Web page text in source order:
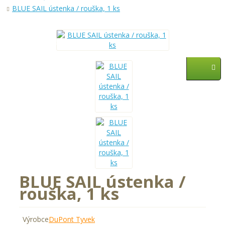
Zastupované firmy
BLUE SAIL ústenka / rouška, 1 ks
BLUE SAIL ústenka /
rouška, 1 ks
VýrobceDuPont Tyvek